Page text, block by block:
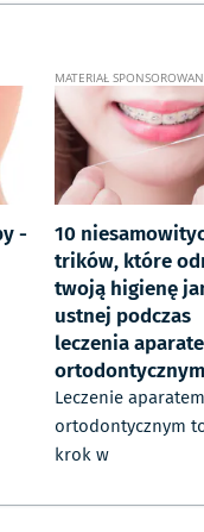
-
10
trików, które
twoją higienę
ustnej podczas
leczenia
ortodontycznym
Leczenie aparatem
ortodontycznym
krok w